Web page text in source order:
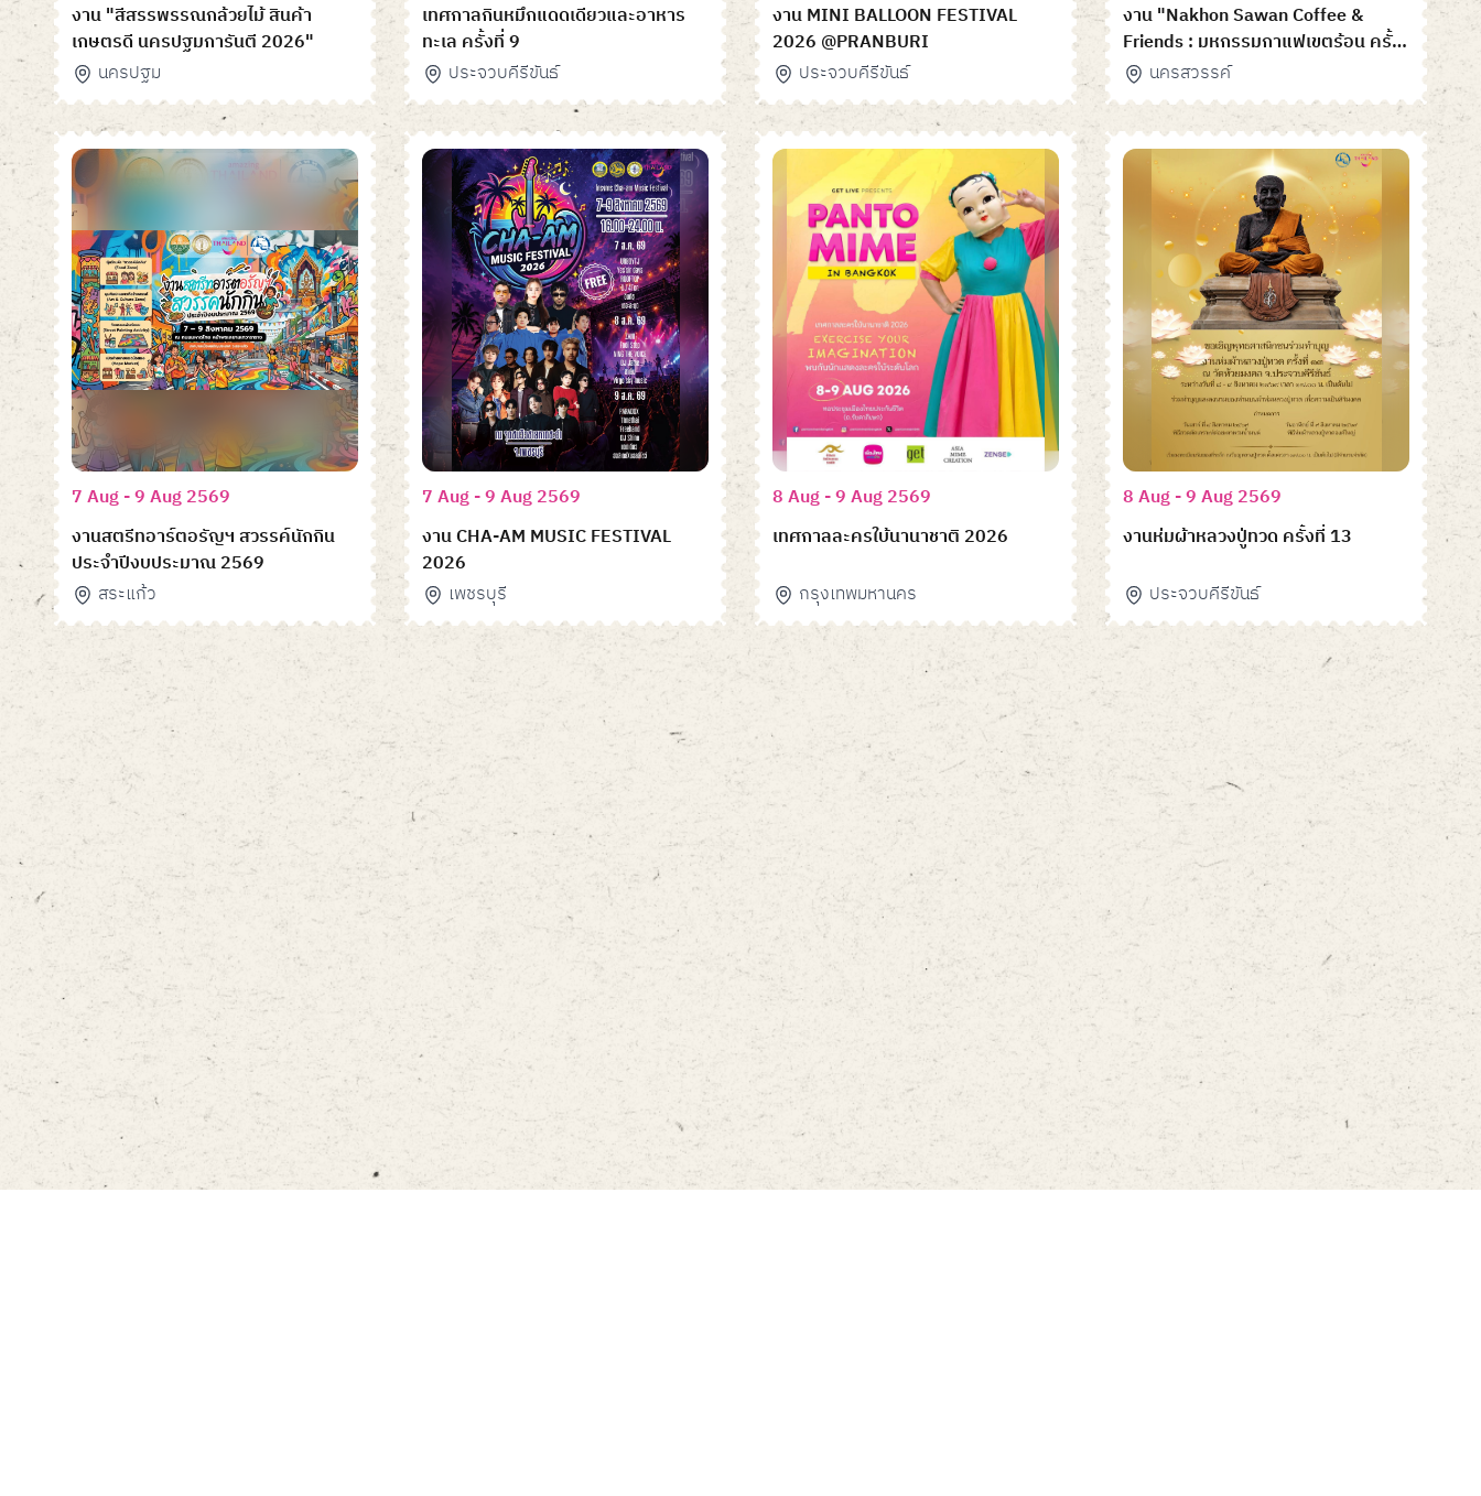
งาน "สีสรรพรรณกล้วยไม้ สินค้า
เกษตรดี นครปฐมการันตี 2026"
นครปฐม
เทศกาลกินหมึกแดดเดียวและอาหาร
ทะเล ครั้งที่ 9
ประจวบคีรีขันธ์
งาน MINI BALLOON FESTIVAL
2026 @PRANBURI
ประจวบคีรีขันธ์
งาน "Nakhon Sawan Coffee &
Friends : มหกรรมกาแฟเขตร้อน ครั้ง
ที่ 1"นครสวรรค์
7 Aug - 9 Aug 2569
งานสตรีทอาร์ตอรัญฯ สวรรค์นักกิน
ประจำปีงบประมาณ 2569
สระแก้ว
7 Aug - 9 Aug 2569
งาน CHA-AM MUSIC FESTIVAL
2026
เพชรบุรี
8 Aug - 9 Aug 2569
เทศกาลละครใบ้นานาชาติ 2026
กรุงเทพมหานคร
8 Aug - 9 Aug 2569
งานห่มผ้าหลวงปู่ทวด ครั้งที่ 13
ประจวบคีรีขันธ์